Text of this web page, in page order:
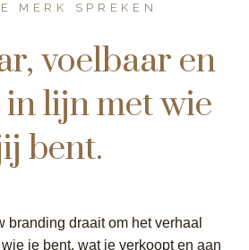
MERK SPREKEN
voelbaar en
lijn met wie
bent.
branding draait om het verhaal
je bent, wat je verkoopt en aan